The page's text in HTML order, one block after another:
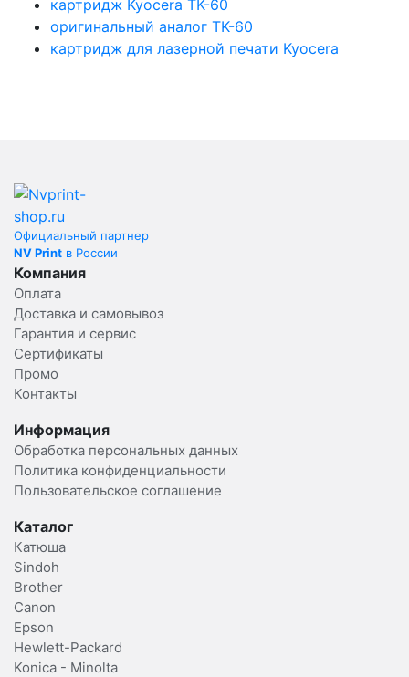
картридж Kyocera TK-60
оригинальный аналог TK-60
картридж для лазерной печати Kyocera
Официальный партнер
NV Print в России
Компания
Оплата
Доставка и самовывоз
Гарантия и сервис
Сертификаты
Промо
Контакты
Информация
Обработка персональных данных
Политика конфиденциальности
Пользовательское соглашение
Каталог
Катюша
Sindoh
Brother
Canon
Epson
Hewlett-Packard
Konica - Minolta